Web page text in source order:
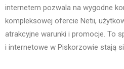
internetem pozwala na wygodne
kompleksowej ofercie Netii,
atrakcyjne warunki i promocje. To
i internetowe w Piskorzowie stają